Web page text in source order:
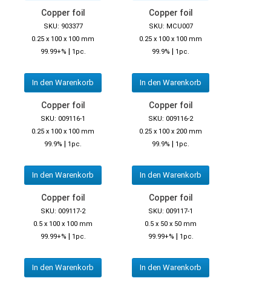
Copper foil
SKU: 903377
0.25 x 100 x 100 mm
99.99+% | 1pc.
In den Warenkorb
Copper foil
SKU: MCU007
0.25 x 100 x 100 mm
99.9% | 1pc.
In den Warenkorb
Copper foil
SKU: 009116-1
0.25 x 100 x 100 mm
99.9% | 1pc.
In den Warenkorb
Copper foil
SKU: 009116-2
0.25 x 100 x 200 mm
99.9% | 1pc.
In den Warenkorb
Copper foil
SKU: 009117-2
0.5 x 100 x 100 mm
99.99+% | 1pc.
In den Warenkorb
Copper foil
SKU: 009117-1
0.5 x 50 x 50 mm
99.99+% | 1pc.
In den Warenkorb